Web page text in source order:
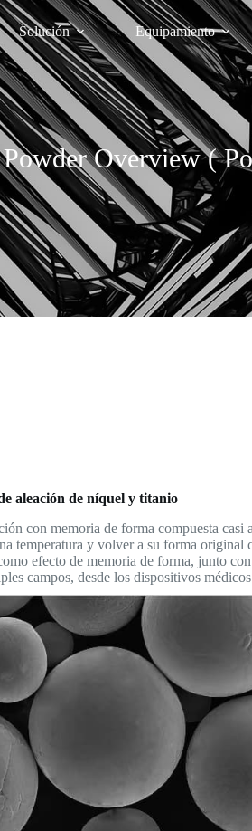
Solución Equipamiento
Overview (
aleación de níquel y titanio
con memoria de forma compuesta
temperatura y volver a su forma original
efecto de memoria de forma, junto
campos, desde los dispositivos